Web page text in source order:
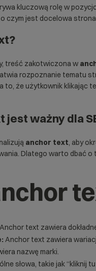
kluczową rolę w
czym jest docelowa
treść zakotwiczona w
rozpoznanie tematu
to, że użytkownik klikając
jest ważny dla
anchor text, aby
Dlatego warto dbać
Anchor text zawiera
Anchor text zawiera
nazwę marki.
słowa, takie jak “kliknij